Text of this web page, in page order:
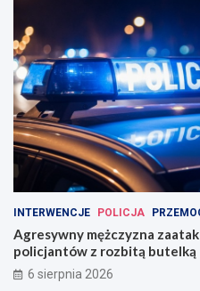
INTERWENCJE POLICJA
Agresywny mężczyzna
policjantów z rozbitą butelką
6 sierpnia 2026